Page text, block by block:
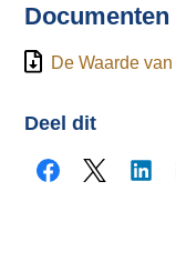
Documenten
De Waarde
Deel dit
Facebook
X